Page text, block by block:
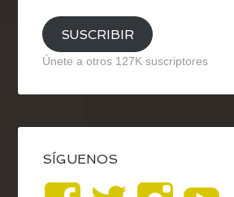
SUSCRIBIR
Únete a otros 127K suscriptores
SÍGUENOS